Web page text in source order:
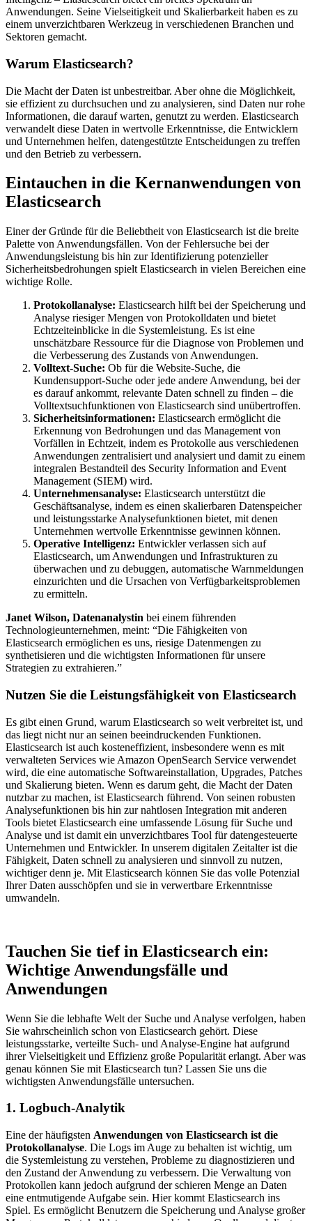
Anwendungen. Seine Vielseitigkeit und Skalierbarkeit haben es zu
einem unverzichtbaren Werkzeug in verschiedenen Branchen und
Sektoren gemacht.
Warum Elasticsearch?
Die Macht der Daten ist unbestreitbar. Aber ohne die Möglichkeit,
sie effizient zu durchsuchen und zu analysieren, sind Daten nur rohe
Informationen, die darauf warten, genutzt zu werden. Elasticsearch
verwandelt diese Daten in wertvolle Erkenntnisse, die Entwicklern
und Unternehmen helfen, datengestützte Entscheidungen zu treffen
und den Betrieb zu verbessern.
Eintauchen in die Kernanwendungen von
Elasticsearch
Einer der Gründe für die Beliebtheit von Elasticsearch ist die breite
Palette von Anwendungsfällen. Von der Fehlersuche bei der
Anwendungsleistung bis hin zur Identifizierung potenzieller
Sicherheitsbedrohungen spielt Elasticsearch in vielen Bereichen eine
wichtige Rolle.
Protokollanalyse: Elasticsearch hilft bei der Speicherung und
Analyse riesiger Mengen von Protokolldaten und bietet
Echtzeiteinblicke in die Systemleistung. Es ist eine
unschätzbare Ressource für die Diagnose von Problemen und
die Verbesserung des Zustands von Anwendungen.
Volltext-Suche: Ob für die Website-Suche, die
Kundensupport-Suche oder jede andere Anwendung, bei der
es darauf ankommt, relevante Daten schnell zu finden – die
Volltextsuchfunktionen von Elasticsearch sind unübertroffen.
Sicherheitsinformationen: Elasticsearch ermöglicht die
Erkennung von Bedrohungen und das Management von
Vorfällen in Echtzeit, indem es Protokolle aus verschiedenen
Anwendungen zentralisiert und analysiert und damit zu einem
integralen Bestandteil des Security Information and Event
Management (SIEM) wird.
Unternehmensanalyse: Elasticsearch unterstützt die
Geschäftsanalyse, indem es einen skalierbaren Datenspeicher
und leistungsstarke Analysefunktionen bietet, mit denen
Unternehmen wertvolle Erkenntnisse gewinnen können.
Operative Intelligenz: Entwickler verlassen sich auf
Elasticsearch, um Anwendungen und Infrastrukturen zu
überwachen und zu debuggen, automatische Warnmeldungen
einzurichten und die Ursachen von Verfügbarkeitsproblemen
zu ermitteln.
Janet Wilson, Datenanalystin bei einem führenden
Technologieunternehmen, meint: “Die Fähigkeiten von
Elasticsearch ermöglichen es uns, riesige Datenmengen zu
synthetisieren und die wichtigsten Informationen für unsere
Strategien zu extrahieren.”
Nutzen Sie die Leistungsfähigkeit von Elasticsearch
Es gibt einen Grund, warum Elasticsearch so weit verbreitet ist, und
das liegt nicht nur an seinen beeindruckenden Funktionen.
Elasticsearch ist auch kosteneffizient, insbesondere wenn es mit
verwalteten Services wie Amazon OpenSearch Service verwendet
wird, die eine automatische Softwareinstallation, Upgrades, Patches
und Skalierung bieten. Wenn es darum geht, die Macht der Daten
nutzbar zu machen, ist Elasticsearch führend. Von seinen robusten
Analysefunktionen bis hin zur nahtlosen Integration mit anderen
Tools bietet Elasticsearch eine umfassende Lösung für Suche und
Analyse und ist damit ein unverzichtbares Tool für datengesteuerte
Unternehmen und Entwickler. In unserem digitalen Zeitalter ist die
Fähigkeit, Daten schnell zu analysieren und sinnvoll zu nutzen,
wichtiger denn je. Mit Elasticsearch können Sie das volle Potenzial
Ihrer Daten ausschöpfen und sie in verwertbare Erkenntnisse
umwandeln.
Tauchen Sie tief in Elasticsearch ein:
Wichtige Anwendungsfälle und
Anwendungen
Wenn Sie die lebhafte Welt der Suche und Analyse verfolgen, haben
Sie wahrscheinlich schon von Elasticsearch gehört. Diese
leistungsstarke, verteilte Such- und Analyse-Engine hat aufgrund
ihrer Vielseitigkeit und Effizienz große Popularität erlangt. Aber was
genau können Sie mit Elasticsearch tun? Lassen Sie uns die
wichtigsten Anwendungsfälle untersuchen.
1. Logbuch-Analytik
Eine der häufigsten Anwendungen von Elasticsearch ist die
Protokollanalyse. Die Logs im Auge zu behalten ist wichtig, um
die Systemleistung zu verstehen, Probleme zu diagnostizieren und
den Zustand der Anwendung zu verbessern. Die Verwaltung von
Protokollen kann jedoch aufgrund der schieren Menge an Daten
eine entmutigende Aufgabe sein. Hier kommt Elasticsearch ins
Spiel. Es ermöglicht Benutzern die Speicherung und Analyse großer